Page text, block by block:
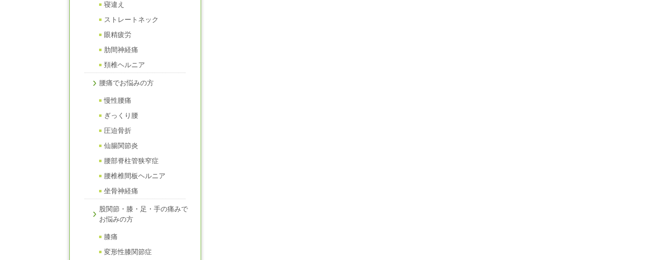
寝違え
ストレートネック
眼精疲労
肋間神経痛
頚椎ヘルニア
腰痛でお悩みの方
慢性腰痛
ぎっくり腰
圧迫骨折
仙腸関節炎
腰部脊柱管狭窄症
腰椎椎間板ヘルニア
坐骨神経痛
股関節・膝・足・手の痛みで
お悩みの方
膝痛
変形性膝関節症